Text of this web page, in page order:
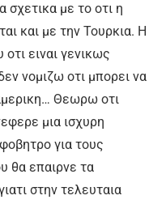
σχετικα με το οτι η
και με την Τουρκια. Η
ειναι γενικως
νομιζω οτι μπορει να
Θεωρω οτι
μια ισχυρη
για τους
θα επαιρνε τα
στην τελευταια